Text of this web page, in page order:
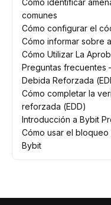
Cómo identificar
comunes
Cómo configurar el
Cómo informar sobre
Cómo Utilizar La
Preguntas frecuentes
Debida Reforzada
Cómo completar la
reforzada (EDD)
Introducción a Bybit
Cómo usar el
Bybit